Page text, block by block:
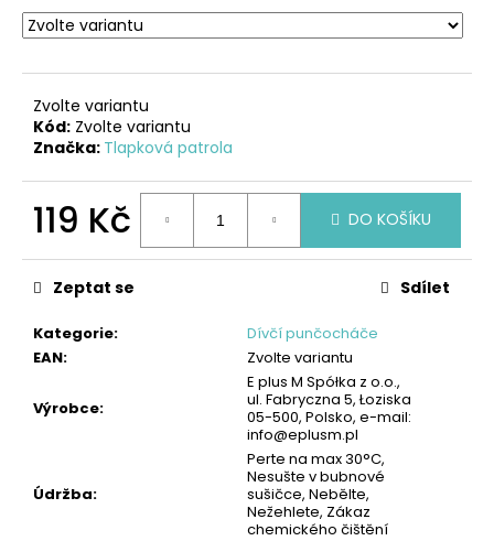
Zvolte variantu
Kód: Zvolte variantu
Značka: Tlapková patrola
119 Kč
cena:
DO KOŠÍKU
Kategorie:
Dívčí punčocháče
EAN: Zvolte variantu
Výrobce:
E plus M Spółka z o.o.,
ul. Fabryczna 5, Łoziska
05-500, Polsko, e-mail:
info@eplusm.pl
Údržba:
Perte na max 30°C,
Nesušte v bubnové
sušičce, Nebělte,
Nežehlete, Zákaz
chemického čištění
Zeptat se Sdílet
D
o
p
o
č
j
e
e
PÁNSKÝ
SPODNÍ
ČERNÁ